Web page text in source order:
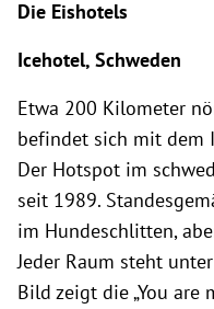
Die Eishotels
Icehotel, Schweden
Etwa 200 Kilometer
befindet sich mit dem
Der Hotspot im
seit 1989.
im Hundeschlitten,
Jeder Raum steht
Bild zeigt die „You are